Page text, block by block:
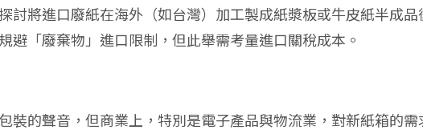
討將進口廢紙在海外（如台灣）加工製成紙漿板或牛皮紙半成品
避「廢棄物」進口限制，但此舉需考量進口關稅成本。
裝的聲音，但商業上，特別是電子產品與物流業，對新紙箱的需